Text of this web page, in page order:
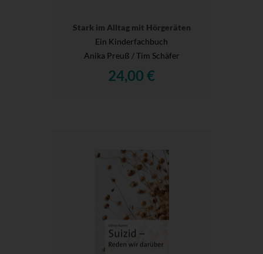
Stark im Alltag mit Hörgeräten
Ein Kinderfachbuch
Anika Preuß / Tim Schäfer
24,00 €